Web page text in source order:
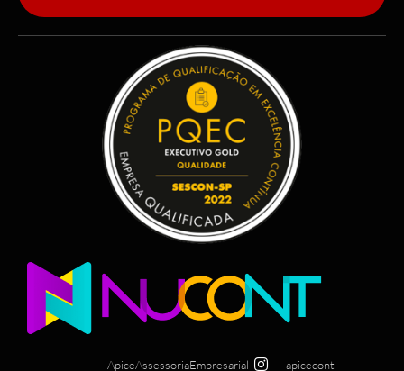
ApiceAssessoriaEmpresarial apicecont